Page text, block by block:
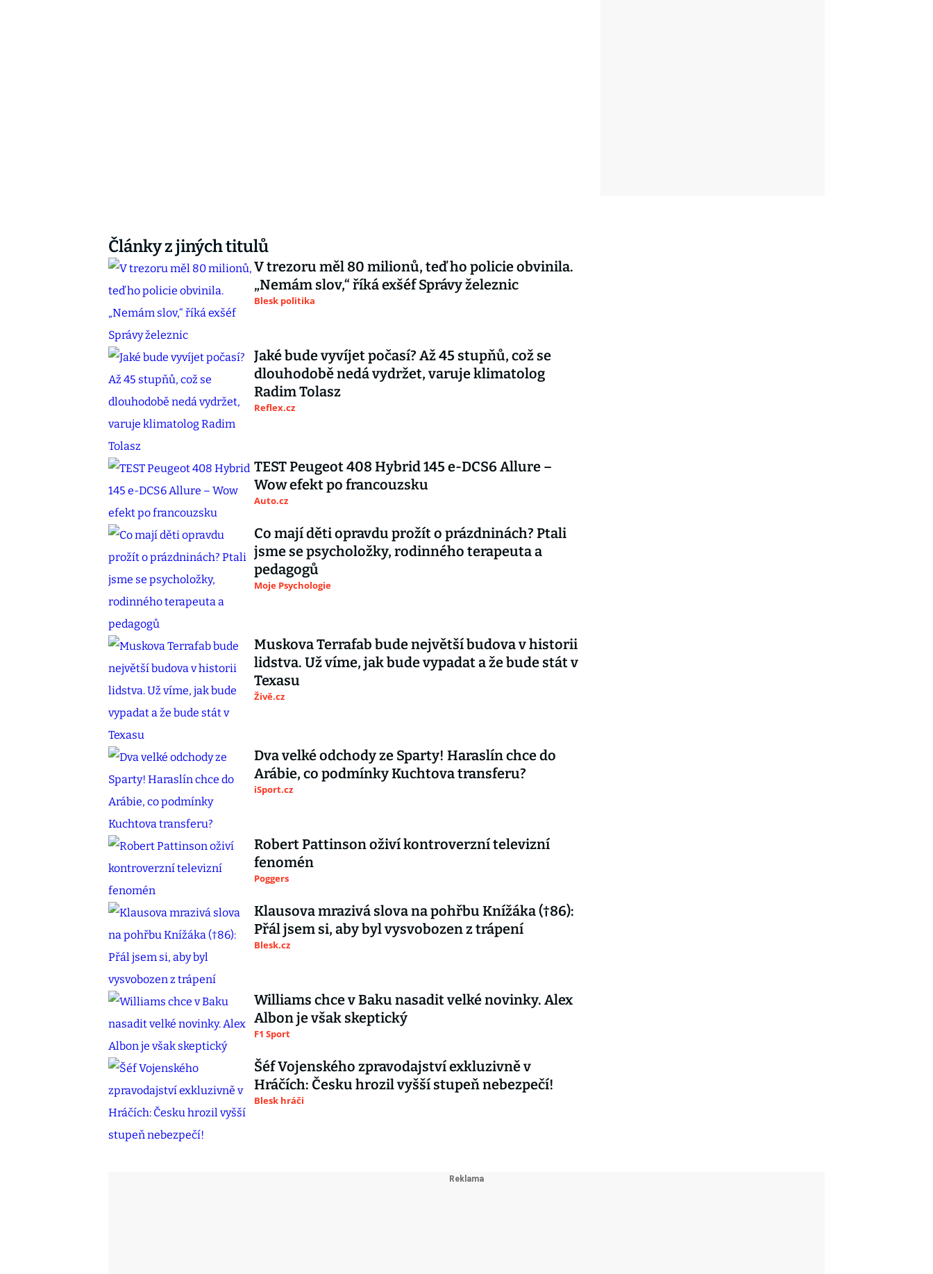
Články z jiných titulů
V trezoru měl 80 milionů, teď ho policie obvinila.
„Nemám slov,“ říká exšéf Správy železnic
Blesk politika
Jaké bude vyvíjet počasí? Až 45 stupňů, což se
dlouhodobě nedá vydržet, varuje klimatolog
Radim Tolasz
Reflex.cz
TEST Peugeot 408 Hybrid 145 e-DCS6 Allure –
Wow efekt po francouzsku
Auto.cz
Co mají děti opravdu prožít o prázdninách? Ptali
jsme se psycholožky, rodinného terapeuta a
pedagogů
Moje Psychologie
Muskova Terrafab bude největší budova v historii
lidstva. Už víme, jak bude vypadat a že bude stát v
Texasu
Živě.cz
Dva velké odchody ze Sparty! Haraslín chce do
Arábie, co podmínky Kuchtova transferu?
iSport.cz
Robert Pattinson oživí kontroverzní televizní
fenomén
Poggers
Klausova mrazivá slova na pohřbu Knížáka (†86):
Přál jsem si, aby byl vysvobozen z trápení
Blesk.cz
Williams chce v Baku nasadit velké novinky. Alex
Albon je však skeptický
F1 Sport
Šéf Vojenského zpravodajství exkluzivně v
Hráčích: Česku hrozil vyšší stupeň nebezpečí!
Blesk hráči